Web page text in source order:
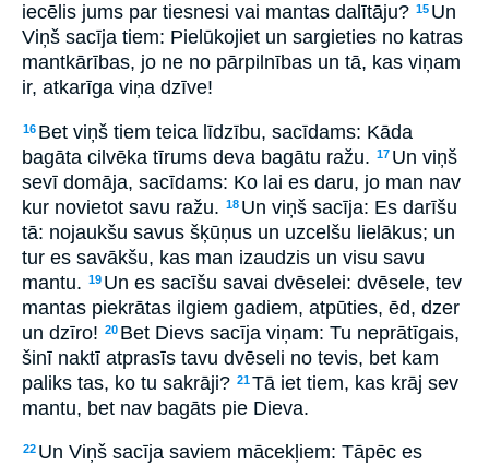
iecēlis jums par tiesnesi vai mantas dalītāju? 15 Un
Viņš sacīja tiem: Pielūkojiet un sargieties no katras
mantkārības, jo ne no pārpilnības un tā, kas viņam
ir, atkarīga viņa dzīve!
16 Bet viņš tiem teica līdzību, sacīdams: Kāda
bagāta cilvēka tīrums deva bagātu ražu. 17 Un viņš
sevī domāja, sacīdams: Ko lai es daru, jo man nav
kur novietot savu ražu. 18 Un viņš sacīja: Es darīšu
tā: nojaukšu savus šķūņus un uzcelšu lielākus; un
tur es savākšu, kas man izaudzis un visu savu
mantu. 19 Un es sacīšu savai dvēselei: dvēsele, tev
mantas piekrātas ilgiem gadiem, atpūties, ēd, dzer
un dzīro! 20 Bet Dievs sacīja viņam: Tu neprātīgais,
šinī naktī atprasīs tavu dvēseli no tevis, bet kam
paliks tas, ko tu sakrāji? 21Tā iet tiem, kas krāj sev
mantu, bet nav bagāts pie Dieva.
22 Un Viņš sacīja saviem mācekļiem: Tāpēc es